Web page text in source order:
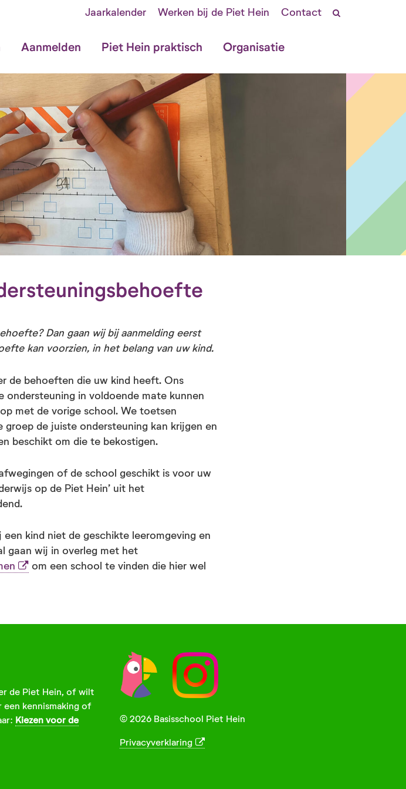
Contact
Werken bij de Piet Hein
Jaarkalender
Aanmelden Piet Hein praktisch Organisatie
Dan gaan wij bij aanmelding eerst
kan voorzien, in het belang van uw kind.
de behoeften die uw kind heeft. Ons
in voldoende mate kunnen
met de vorige school. We toetsen
de juiste ondersteuning kan krijgen en
beschikt om die te bekostigen.
of de school geschikt is voor uw
op de Piet Hein’ uit het
kind niet de geschikte leeromgeving en
gaan wij in overleg met het
om een school te vinden die hier wel
de Piet Hein, of wilt
een kennismaking of
Kiezen voor de
© 2026 Basisschool Piet Hein
Privacyverklaring